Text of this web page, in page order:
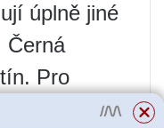
úplně jiné
Černá
Pro
půdu a